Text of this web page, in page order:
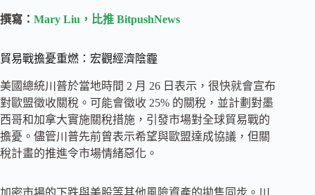
撰寫： Mary Liu，比推 BitpushNews
貿易戰擔憂重燃：宏觀經濟陰霾
美國總統川普於當地時間 2 月 26 日表示，很快就會宣布
對歐盟徵收關稅。可能會徵收 25% 的關稅，並計劃對墨
西哥和加拿大實施關稅措施，引發市場對全球貿易戰的
擔憂。儘管川普先前曾表示希望與歐盟達成協議，但關
稅計畫的推進令市場情緒惡化。
加密市場的下跌與美股等其他風險資產的拋售同步。川